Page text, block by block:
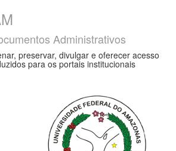
Administrativos
preservar, divulgar e oferecer acesso
para os portais institucionais